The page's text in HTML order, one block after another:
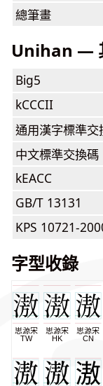
總筆畫
Unihan —
Big5
kCCCII
通用漢字標準交
中文標準交換碼
kEACC
GB/T 13131
KPS 10721-
字型收錄
思源宋
TW
思源宋
HK
思源宋
CN